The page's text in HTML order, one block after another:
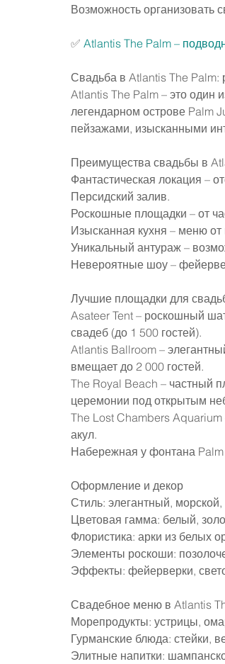
Возможность организовать
✅ Atlantis The Palm –
Свадьба в Atlantis The
Atlantis The Palm – это один
легендарном острове Palm
пейзажами, изысканными
Преимущества свадьбы в
Фантастическая локация –
Персидский залив.
Роскошные площадки – от
Изысканная кухня – меню
Уникальный антураж –
Невероятные шоу –
Лучшие площадки для
Asateer Tent – роскошный
свадеб (до 1 500 гостей).
Atlantis Ballroom –
вмещает до 2 000 гостей.
The Royal Beach – частный
церемонии под открытым
The Lost Chambers Aquarium
акул.
Набережная у фонтана
Оформление и декор
Стиль: элегантный,
Цветовая гамма: белый,
Флористика: арки из белых
Элементы роскоши:
Эффекты: фейерверки,
Свадебное меню в Atlantis
Морепродукты: устрицы,
Гурманские блюда: стейки,
Элитные напитки: